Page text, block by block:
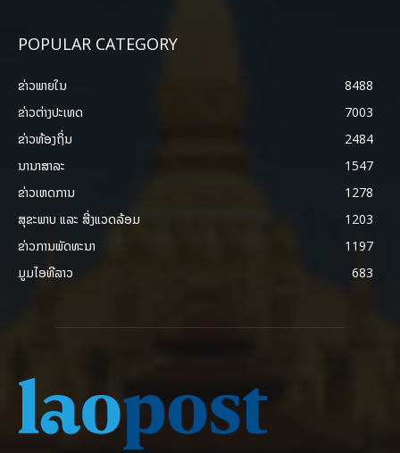
POPULAR CATEGORY
ຂ່າວພາຍ​ໃນ
8488
ຂ່າວຕ່າງປະເທດ
7003
ຂ່າວທ້ອງຖິ່ນ
2484
ນານາສາລະ
1547
ຂ່າວເຫດການ
1278
ສຸຂະພາບ ແລະ ສີ່ງແວດລ້ອມ
1203
ຂ່າວການພັດທະນາ
1197
ມູມໄອທີລາວ
683